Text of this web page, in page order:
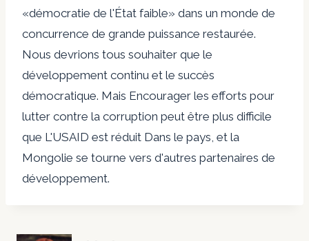
«démocratie de l'État faible» dans un monde de
concurrence de grande puissance restaurée.
Nous devrions tous souhaiter que le
développement continu et le succès
démocratique. Mais Encourager les efforts pour
lutter contre la corruption peut être plus difficile
que L'USAID est réduit Dans le pays, et la
Mongolie se tourne vers d'autres partenaires de
développement.